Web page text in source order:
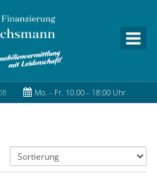
Mo. - Fr. 10.00 - 18:00 Uhr